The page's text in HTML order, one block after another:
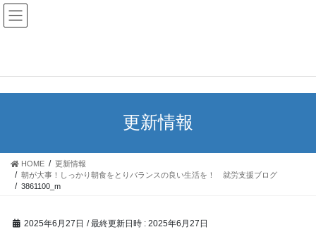
更新情報
HOME
更新情報
朝が大事！しっかり朝食をとりバランスの良い生活を！ 就労支援ブログ
3861100_m
2025年6月27日 / 最終更新日時 : 2025年6月27日